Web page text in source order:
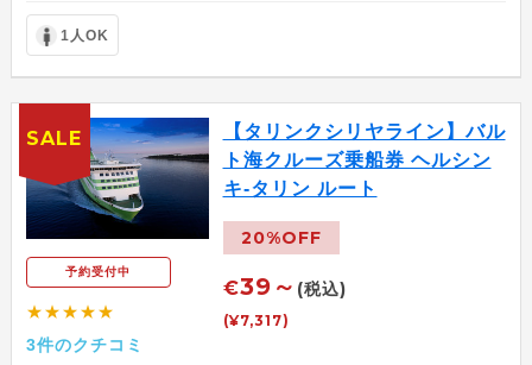
1人OK
予約受付中
★★★★★
3件のクチコミ
【タリンクシリヤライン】バル
ト海クルーズ乗船券 ヘルシン
キ-タリン ルート
20%OFF
€39～ (税込)
(¥7,317)
SALE